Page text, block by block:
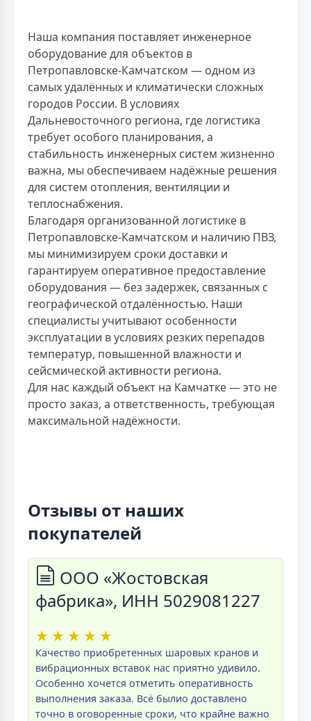
Наша компания поставляет инженерное
оборудование для объектов в
Петропавловске-Камчатском — одном из
самых удалённых и климатически сложных
городов России. В условиях
Дальневосточного региона, где логистика
требует особого планирования, а
стабильность инженерных систем жизненно
важна, мы обеспечиваем надёжные решения
для систем отопления, вентиляции и
теплоснабжения.
Благодаря организованной логистике в
Петропавловске-Камчатском и наличию ПВЗ,
мы минимизируем сроки доставки и
гарантируем оперативное предоставление
оборудования — без задержек, связанных с
географической отдалённостью. Наши
специалисты учитывают особенности
эксплуатации в условиях резких перепадов
температур, повышенной влажности и
сейсмической активности региона.
Для нас каждый объект на Камчатке — это не
просто заказ, а ответственность, требующая
максимальной надёжности.
Отзывы от наших
покупателей
ООО «Жостовская
фабрика», ИНН 5029081227
★ ★ ★ ★ ★
Качество приобретенных шаровых кранов и
вибрационных вставок нас приятно удивило.
Особенно хочется отметить оперативность
выполнения заказа. Всё былио доставлено
точно в оговоренные сроки, что крайне важно